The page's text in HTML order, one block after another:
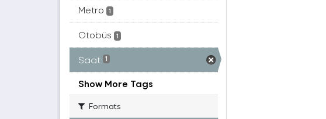
Metro 1
Otobüs 1
Saat 1
Show More Tags
Formats